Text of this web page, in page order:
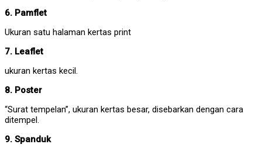
6. Pamflet
Ukuran satu halaman kertas print
7. Leaflet
ukuran kertas kecil.
8. Poster
“Surat tempelan”, ukuran kertas besar, disebarkan dengan cara
ditempel.
9. Spanduk